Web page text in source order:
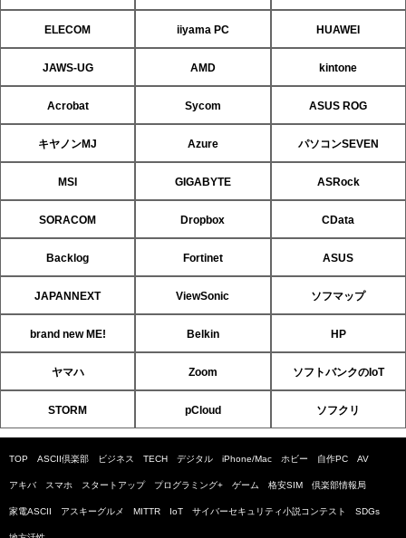
ELECOM iiyama PC HUAWEI
JAWS-UG AMD kintone
Acrobat Sycom ASUS ROG
キヤノンMJ Azure パソコンSEVEN
MSI GIGABYTE ASRock
SORACOM Dropbox CData
Backlog Fortinet ASUS
JAPANNEXT ViewSonic ソフマップ
brand new ME! Belkin HP
ヤマハ Zoom ソフトバンクのIoT
STORM pCloud ソフクリ
TOP ASCII倶楽部 ビジネス TECH デジタル iPhone/Mac ホビー 自作PC AV
アキバ スマホ スタートアップ プログラミング+ ゲーム 格安SIM 倶楽部情報局
家電ASCII アスキーグルメ MITTR IoT サイバーセキュリティ小説コンテスト SDGs